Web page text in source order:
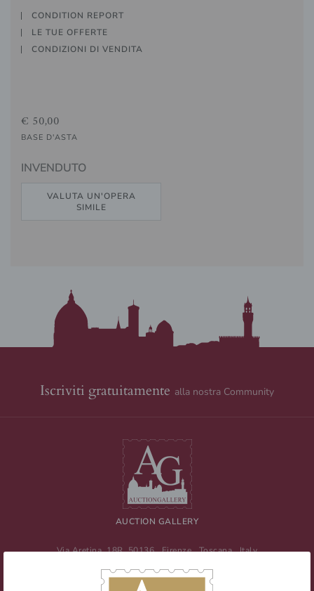
CONDITION REPORT
LE TUE OFFERTE
CONDIZIONI DI VENDITA
€ 50,00
BASE D'ASTA
INVENDUTO
VALUTA UN'OPERA
SIMILE
Iscriviti gratuitamente alla nostra Community
AUCTION GALLERY
Via Aretina, 18R 50136 Firenze,Toscana,Italy
E-mail:info@auctiongallery.it
Partita IVA: